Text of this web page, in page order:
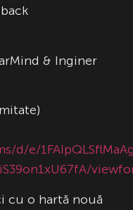
& Inginer
e/
cu o hartă nouă